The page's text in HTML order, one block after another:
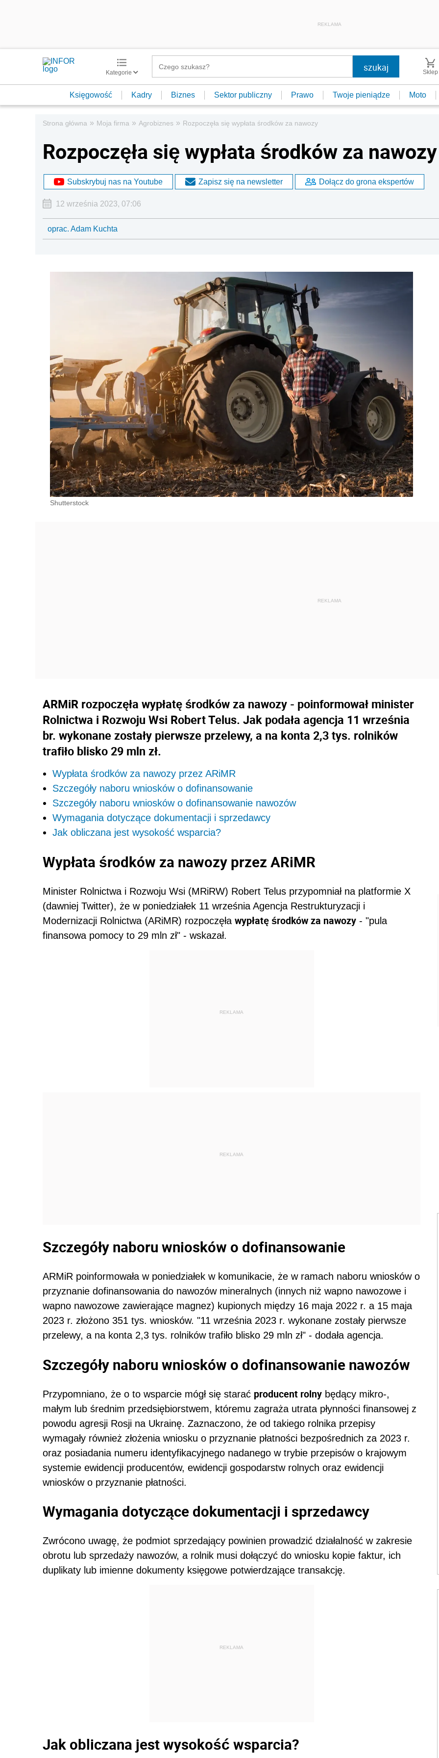
REKLAMA
Kategorie Sklep
Księgowość Kadry Biznes Sektor publiczny Prawo Twoje pieniądze Moto
Strona główna » Moja firma » Agrobiznes » Rozpoczęła się wypłata środków za nawozy
Rozpoczęła się wypłata środków za nawozy
Subskrybuj nas na Youtube Zapisz się na newsletter Dołącz do grona ekspertów
12 września 2023, 07:06
oprac. Adam Kuchta
Shutterstock
ARMiR rozpoczęła wypłatę środków za nawozy - poinformował minister
Rolnictwa i Rozwoju Wsi Robert Telus. Jak podała agencja 11 września
br. wykonane zostały pierwsze przelewy, a na konta 2,3 tys. rolników
trafiło blisko 29 mln zł.
Wypłata środków za nawozy przez ARiMR
Szczegóły naboru wniosków o dofinansowanie
Szczegóły naboru wniosków o dofinansowanie nawozów
Wymagania dotyczące dokumentacji i sprzedawcy
Jak obliczana jest wysokość wsparcia?
Wypłata środków za nawozy przez ARiMR
Minister Rolnictwa i Rozwoju Wsi (MRiRW) Robert Telus przypomniał na platformie X
(dawniej Twitter), że w poniedziałek 11 września Agencja Restrukturyzacji i
Modernizacji Rolnictwa (ARiMR) rozpoczęła wypłatę środków za nawozy - "pula
finansowa pomocy to 29 mln zł" - wskazał.
REKLAMA
REKLAMA
Szczegóły naboru wniosków o dofinansowanie
ARMiR poinformowała w poniedziałek w komunikacie, że w ramach naboru wniosków o
przyznanie dofinansowania do nawozów mineralnych (innych niż wapno nawozowe i
wapno nawozowe zawierające magnez) kupionych między 16 maja 2022 r. a 15 maja
2023 r. złożono 351 tys. wniosków. "11 września 2023 r. wykonane zostały pierwsze
przelewy, a na konta 2,3 tys. rolników trafiło blisko 29 mln zł" - dodała agencja.
Szczegóły naboru wniosków o dofinansowanie nawozów
Przypomniano, że o to wsparcie mógł się starać producent rolny będący mikro-,
małym lub średnim przedsiębiorstwem, któremu zagraża utrata płynności finansowej z
powodu agresji Rosji na Ukrainę. Zaznaczono, że od takiego rolnika przepisy
wymagały również złożenia wniosku o przyznanie płatności bezpośrednich za 2023 r.
oraz posiadania numeru identyfikacyjnego nadanego w trybie przepisów o krajowym
systemie ewidencji producentów, ewidencji gospodarstw rolnych oraz ewidencji
wniosków o przyznanie płatności.
Wymagania dotyczące dokumentacji i sprzedawcy
Zwrócono uwagę, że podmiot sprzedający powinien prowadzić działalność w zakresie
obrotu lub sprzedaży nawozów, a rolnik musi dołączyć do wniosku kopie faktur, ich
duplikaty lub imienne dokumenty księgowe potwierdzające transakcję.
REKLAMA
Jak obliczana jest wysokość wsparcia?